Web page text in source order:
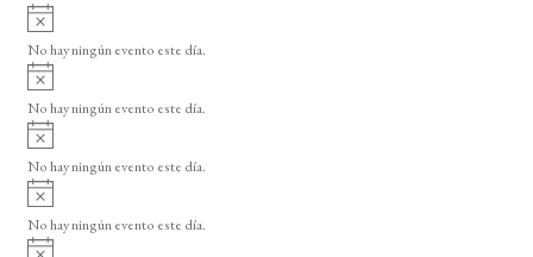
v
e
n
t
o
s
o
A
v
i
o
No hay ningún evento este día.
A
v
i
o
No hay ningún evento este día.
A
v
i
o
No hay ningún evento este día.
A
v
i
No hay ningún evento este día.
A